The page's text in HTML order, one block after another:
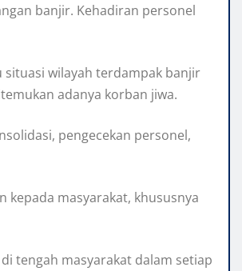
banjir. Kehadiran personel
situasi wilayah terdampak banjir
adanya korban jiwa.
pengecekan personel,
kepada masyarakat, khususnya
tengah masyarakat dalam setiap